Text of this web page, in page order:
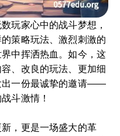
玩家心中的战斗梦想，
策略玩法、激烈刺激的
中挥洒热血。如今，这
、改良的玩法、更加细
出一份最诚挚的邀请——
斗激情！
，更是一场盛大的革